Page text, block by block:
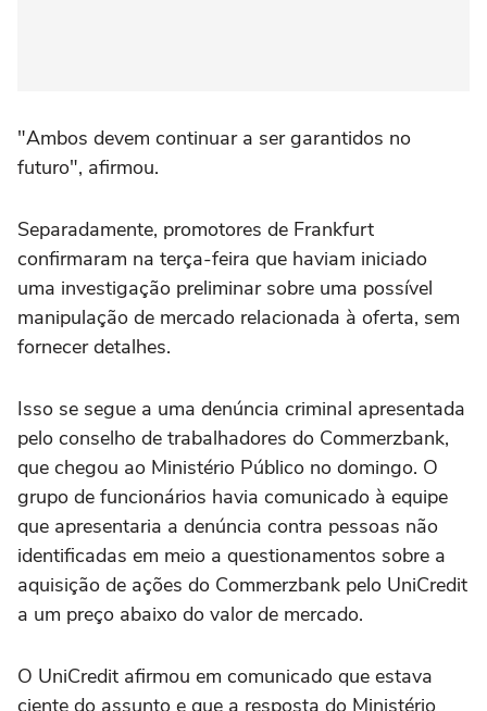
"Ambos devem continuar a ser garantidos no
futuro", afirmou.
Separadamente, promotores de Frankfurt
confirmaram na terça-feira que haviam iniciado
uma investigação preliminar sobre uma possível
manipulação de mercado relacionada à oferta, sem
fornecer detalhes.
Isso se segue a ⁠uma denúncia criminal apresentada
pelo conselho de trabalhadores do Commerzbank,
que chegou ao Ministério Público no domingo. O
grupo de funcionários havia comunicado à equipe
que apresentaria a denúncia contra pessoas não
identificadas em meio a questionamentos sobre a
aquisição de ações do ‌Commerzbank pelo UniCredit
a um preço abaixo do valor de mercado.
O UniCredit afirmou em comunicado que estava
ciente do assunto e que a resposta do ⁠Ministério